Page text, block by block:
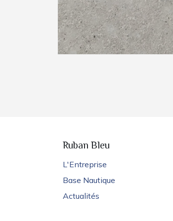
Ruban Bleu
L'Entreprise
Base Nautique
Actualités